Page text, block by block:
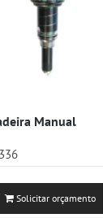
Manual
336
Solicitar orçamento